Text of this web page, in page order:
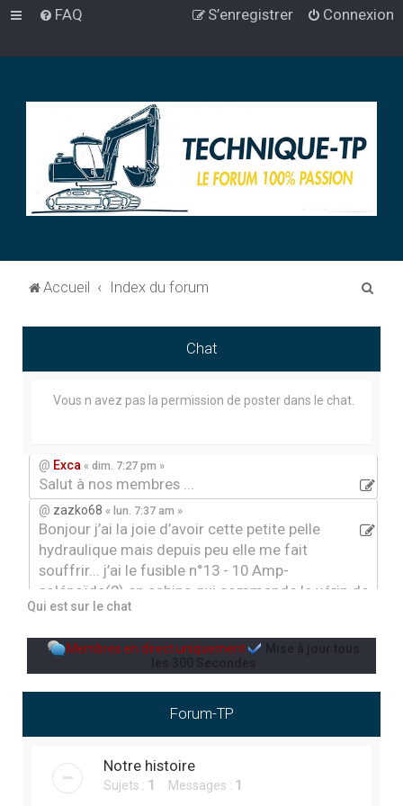
FAQ Connexion
S’enregistrer
Accueil Index du forum
Chat
Vous n avez pas la permission de poster dans le chat.
@ Exca « dim. 7:27 pm »
Salut à nos membres ...
@ zazko68 « lun. 7:37 am »
Bonjour j’ai la joie d’avoir cette petite pelle
hydraulique mais depuis peu elle me fait
souffrir... j’ai le fusible n°13 - 10 Amp-
solénoïde(2) en cabine qui commande le vérin de
rotation du bras et le ralenti automatique du
Quelqu’un aurai déljà eu ce genre de problème, par
avance merci
aménagement paysager
Ben gers « sam. 5:48 pm »
Qui est sur le chat
Membres en direct uniquement
Forum-TP
Notre histoire
Sujets : 1 Messages : 1